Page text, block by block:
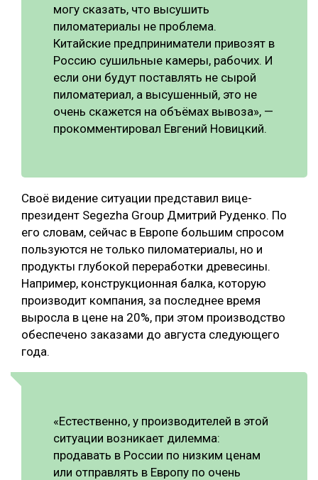
могу сказать, что высушить
пиломатериалы не проблема.
Китайские предприниматели привозят в
Россию сушильные камеры, рабочих. И
если они будут поставлять не сырой
пиломатериал, а высушенный, это не
очень скажется на объёмах вывоза», —
прокомментировал Евгений Новицкий.
Своё видение ситуации представил вице-
президент Segezha Group Дмитрий Руденко. По
его словам, сейчас в Европе большим спросом
пользуются не только пиломатериалы, но и
продукты глубокой переработки древесины.
Например, конструкционная балка, которую
производит компания, за последнее время
выросла в цене на 20%, при этом производство
обеспечено заказами до августа следующего
года.
«Естественно, у производителей в этой
ситуации возникает дилемма:
продавать в России по низким ценам
или отправлять в Европу по очень